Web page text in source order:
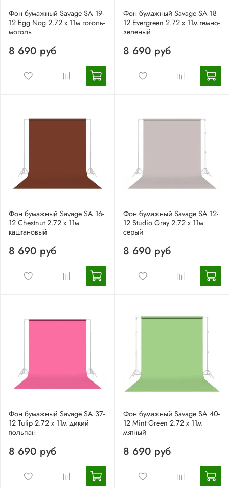
Фон бумажный Savage SA 19-
12 Egg Nog 2.72 x 11м гоголь-
моголь
8 690 руб
Фон бумажный Savage SA 18-
12 Evergreen 2.72 x 11м темно-
зеленый
8 690 руб
Фон бумажный Savage SA 16-
12 Chestnut 2.72 x 11м
каштановый
8 690 руб
Фон бумажный Savage SA 12-
12 Studio Gray 2.72 x 11м
серый
8 690 руб
Фон бумажный Savage SA 37-
12 Tulip 2.72 x 11м дикий
тюльпан
8 690 руб
Фон бумажный Savage SA 40-
12 Mint Green 2.72 x 11м
мятный
8 690 руб